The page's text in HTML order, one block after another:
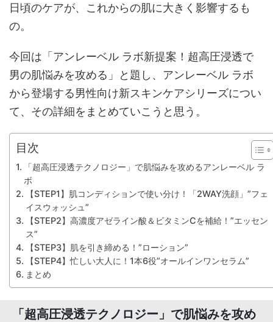
日頃のケアが、これからの肌に大きく影響するも
の。
今回は「アンレーベル ラボ新提案！超高圧浸透で
男の肌悩みを攻める 」と題し、 アンレーベル ラボ
から登場する男性向け新スキンケアシリーズについ
て、その詳細をまとめていこうと思う。
目次
「超高圧浸透テクノロジー」で肌悩みを攻めるアンレーベル ラ
ボ
【STEP1】肌コンディションで使い分け！「2WAY洗顔」”フェ
イスウォッシュ”
【STEP2】高濃度アゼライン酸＆ビタミンCを補給！”エッセン
ス”
【STEP3】肌を引き締める！”ローション”
【STEP4】忙しい大人に！1本6役”オールインワンセラム”
まとめ
「超高圧浸透テクノロジー」で肌悩みを攻め